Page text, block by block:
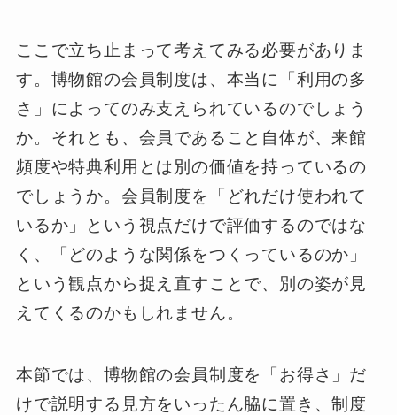
ここで立ち止まって考えてみる必要がありま
す。博物館の会員制度は、本当に「利用の多
さ」によってのみ支えられているのでしょう
か。それとも、会員であること自体が、来館
頻度や特典利用とは別の価値を持っているの
でしょうか。会員制度を「どれだけ使われて
いるか」という視点だけで評価するのではな
く、「どのような関係をつくっているのか」
という観点から捉え直すことで、別の姿が見
えてくるのかもしれません。
本節では、博物館の会員制度を「お得さ」だ
けで説明する見方をいったん脇に置き、制度